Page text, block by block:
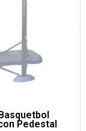
Pedestal